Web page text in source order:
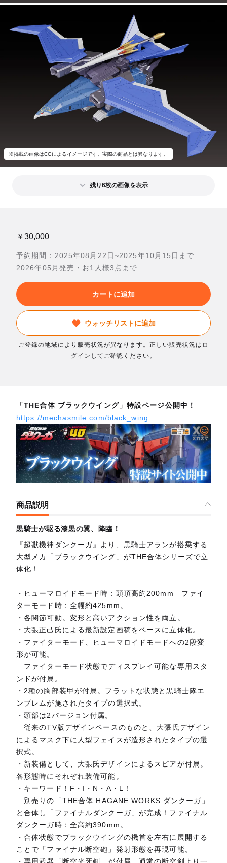
※掲載の画像はCGによるイメージです。実際の商品とは異なります。
残り6枚の画像を表示
￥30,000
予約期間：2025年08月22日~2025年10月15日まで
2026年05月発売・お1人様3点まで
カートに追加
ウォッチリストに追加
ご登録の地域により販売状況が異なります。正しい販売状況はロ
グインしてご確認ください。
「THE合体 ブラックウイング」特設ページ公開中！
https://mechasmile.com/black_wing
商品説明
黒騎士が駆る漆黒の翼、降臨！
『超獣機神ダンクーガ』より、黒騎士アランが搭乗する
大型メカ「ブラックウイング」がTHE合体シリーズで立
体化！
・ヒューマロイドモード時：頭頂高約200mm ファイ
ターモード時：全幅約425mm。
・各関節可動。変形と高いアクション性を両立。
・大張正己氏による最新設定画稿をベースに立体化。
・ファイターモード、ヒューマロイドモードへの2段変
形が可能。
ファイターモード状態でディスプレイ可能な専用スタ
ンドが付属。
・2種の胸部装甲が付属。フラットな状態と黒騎士隊エ
ンブレムが施されたタイプの選択式。
・頭部は2バージョン付属。
従来のTV版デザインベースのものと、大張氏デザイン
によるマスク下に人型フェイスが造形されたタイプの選
択式。
・新装備として、大張氏デザインによるスピアが付属。
各形態時にそれぞれ装備可能。
・キーワード！F・I・N・A・L！
別売りの「THE合体 HAGANE WORKS ダンクーガ」
と合体し「ファイナルダンクーガ」が完成！ファイナル
ダンクーガ時：全高約390mm。
・合体状態でブラックウイングの機首を左右に展開する
ことで「ファイナル断空砲」発射形態を再現可能。
・専用武器「断空光牙剣」が付属。通常の断空剣より一